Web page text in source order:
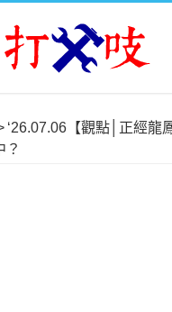
‘26.07.06【觀點│正經龍
？